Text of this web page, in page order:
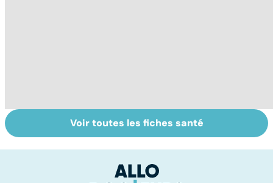
Tout savoir sur
les infections
Inflammation des
amygdales : que
d'angine ?
Voir toutes les fiches santé